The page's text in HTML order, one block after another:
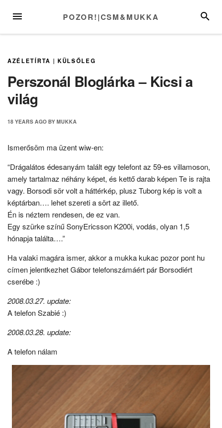
MENU POZOR!|CSM&MUKKA
AZÉLETÍRTA | KÜLSŐLEG
Perszonál Bloglárka – Kicsi a
világ
18 YEARS AGO BY MUKKA
Ismerősöm ma üzent wiw-en:
“Drágalátos édesanyám talált egy telefont az 59-es villamoson,
amely tartalmaz néhány képet, és kettő darab képen Te is rajta
vagy. Borsodi sör volt a háttérkép, plusz Tuborg kép is volt a
képtárban…. lehet szereti a sört az illető.
Én is néztem rendesen, de ez van.
Egy szürke színű SonyEricsson K200i, vodás, olyan 1,5
hónapja találta….”
Ha valaki magára ismer, akkor a mukka kukac pozor pont hu
címen jelentkezhet Gábor telefonszámáért pár Borsodiért
cserébe :)
2008.03.27. update:
A telefon Szabié :)
2008.03.28. update:
A telefon nálam